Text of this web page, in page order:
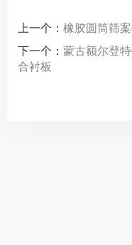
上一个： 橡胶圆筒筛案
下一个： 蒙古额尔登
合衬板